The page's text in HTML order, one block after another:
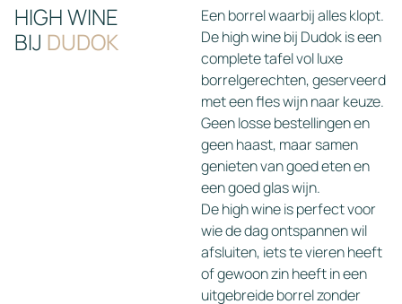
HIGH WINE
BIJ DUDOK
Een borrel waarbij alles klopt.
De high wine bij Dudok is een
complete tafel vol luxe
borrelgerechten, geserveerd
met een fles wijn naar keuze.
Geen losse bestellingen en
geen haast, maar samen
genieten van goed eten en
een goed glas wijn.
De high wine is perfect voor
wie de dag ontspannen wil
afsluiten, iets te vieren heeft
of gewoon zin heeft in een
uitgebreide borrel zonder